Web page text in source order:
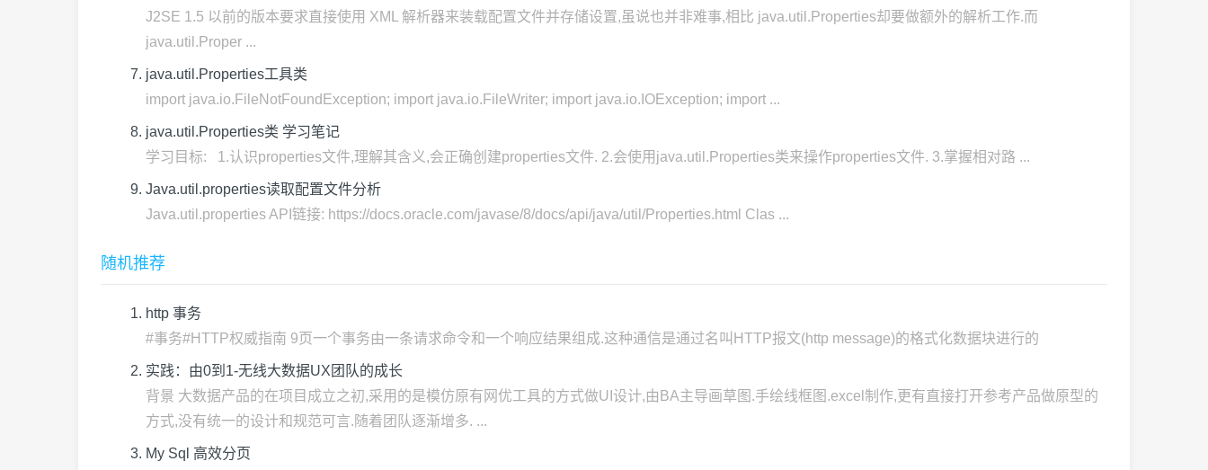
J2SE 1.5 以前的版本要求直接使用 XML 解析器来装载配置文件并存储设置,虽说也并非难事,相比 java.util.Properties却要做额外的解析工作.而
java.util.Proper ...
java.util.Properties工具类
import java.io.FileNotFoundException; import java.io.FileWriter; import java.io.IOException; import ...
java.util.Properties类 学习笔记
学习目标: 1.认识properties文件,理解其含义,会正确创建properties文件. 2.会使用java.util.Properties类来操作properties文件. 3.掌握相对路 ...
Java.util.properties读取配置文件分析
Java.util.properties API链接: https://docs.oracle.com/javase/8/docs/api/java/util/Properties.html Clas ...
随机推荐
http 事务
#事务#HTTP权威指南 9页一个事务由一条请求命令和一个响应结果组成.这种通信是通过名叫HTTP报文(http message)的格式化数据块进行的
实践：由0到1-无线大数据UX团队的成长
背景 大数据产品的在项目成立之初,采用的是模仿原有网优工具的方式做UI设计,由BA主导画草图.手绘线框图.excel制作,更有直接打开参考产品做原型的
方式,没有统一的设计和规范可言.随着团队逐渐增多. ...
My Sql 高效分页